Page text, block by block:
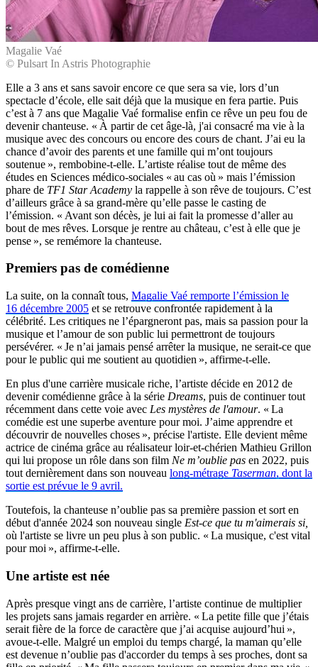
Magalie Vaé
© Pulsart In Astris Photographie
Elle a 3 ans et sans savoir encore ce que sera sa vie, lors d’un
spectacle d’école, elle sait déjà que la musique en fera partie. Puis
c’est à 7 ans que Magalie Vaé formalise enfin ce rêve un peu fou de
devenir chanteuse. « À partir de cet âge-là, j'ai consacré ma vie à la
musique avec des concours ou encore des cours de chant. J’ai eu la
chance d’avoir des parents et une famille qui m’ont toujours
soutenue », rembobine-t-elle. L’artiste réalise tout de même des
études en Sciences médico-sociales « au cas où » mais l’émission
phare de TF1 Star Academy la rappelle à son rêve de toujours. C’est
d’ailleurs grâce à sa grand-mère qu’elle passe le casting de
l’émission. « Avant son décès, je lui ai fait la promesse d’aller au
bout de mes rêves. Lorsque je rentre au château, c’est à elle que je
pense », se remémore la chanteuse.
Premiers pas de comédienne
La suite, on la connaît tous, Magalie Vaé remporte l’émission le
16 décembre 2005 et se retrouve confrontée rapidement à la
célébrité. Les critiques ne l’épargneront pas, mais sa passion pour la
musique et l’amour de son public lui permettront de toujours
persévérer. « Je n’ai jamais pensé arrêter la musique, ne serait-ce que
pour le public qui me soutient au quotidien », affirme-t-elle.
En plus d'une carrière musicale riche, l’artiste décide en 2012 de
devenir comédienne grâce à la série Dreams, puis de continuer tout
récemment dans cette voie avec Les mystères de l'amour. « La
comédie est une superbe aventure pour moi. J’aime apprendre et
découvrir de nouvelles choses », précise l'artiste. Elle devient même
actrice de cinéma grâce au réalisateur loir-et-chérien Mathieu Grillon
qui lui propose un rôle dans son film Ne m’oublie pas en 2022, puis
tout dernièrement dans son nouveau long-métrage Taserman, dont la
sortie est prévue le 9 avril.
Toutefois, la chanteuse n’oublie pas sa première passion et sort en
début d'année 2024 son nouveau single Est-ce que tu m'aimerais si,
où l'artiste se livre un peu plus à son public. « La musique, c'est vital
pour moi », affirme-t-elle.
Une artiste est née
Après presque vingt ans de carrière, l’artiste continue de multiplier
les projets sans jamais regarder en arrière. « La petite fille que j’étais
serait fière de la force de caractère que j’ai acquise aujourd’hui »,
avoue-t-elle. Malgré un emploi du temps chargé, la maman qu’elle
est devenue n’oublie pas d'accorder du temps à ses proches, dont sa